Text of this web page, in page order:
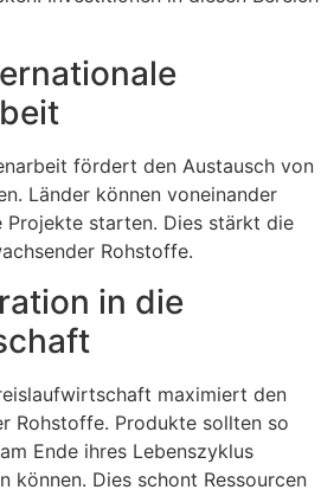
fördert den Austausch von
Länder können voneinander
Projekte starten. Dies stärkt die
Rohstoffe.
in die
maximiert den
Rohstoffe. Produkte sollten so
Ende ihres Lebenszyklus
können. Dies schont Ressourcen